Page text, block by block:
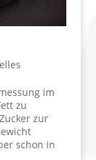
im
zu
zur
schon in